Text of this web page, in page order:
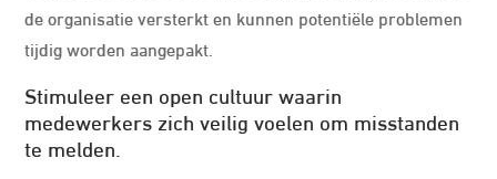
de organisatie versterkt en kunnen potentiële problemen
tijdig worden aangepakt.
Stimuleer een open cultuur waarin
medewerkers zich veilig voelen om misstanden
te melden.